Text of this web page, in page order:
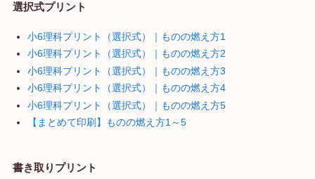
選択式プリント
小6理科プリント（選択式）｜ものの燃え方1
小6理科プリント（選択式）｜ものの燃え方2
小6理科プリント（選択式）｜ものの燃え方3
小6理科プリント（選択式）｜ものの燃え方4
小6理科プリント（選択式）｜ものの燃え方5
【まとめて印刷】ものの燃え方1～5
書き取りプリント